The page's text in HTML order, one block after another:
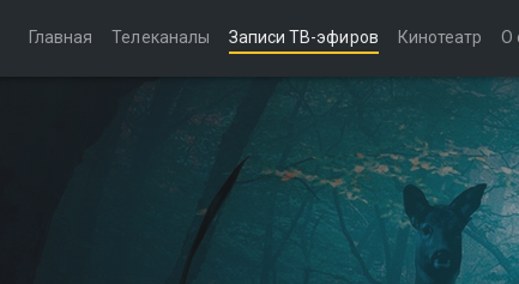
Главная Телеканалы Записи ТВ-эфиров Кинотеатр О